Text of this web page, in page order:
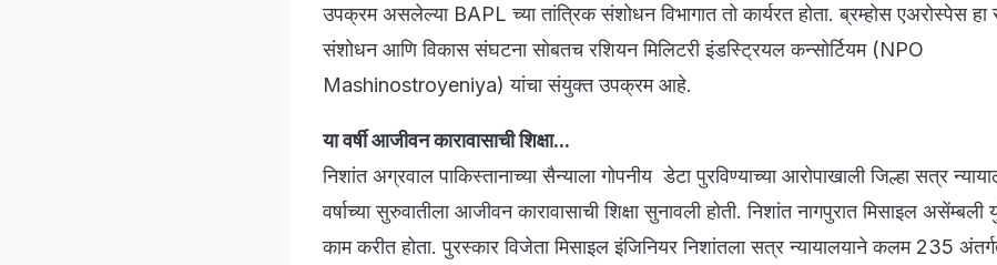
उपक्रम असलेल्या BAPL च्या तांत्रिक संशोधन विभागात तो कार्यरत होता. ब्रम्होस एअरोस्पेस हा
संशोधन आणि विकास संघटना सोबतच रशियन मिलिटरी इंडस्ट्रियल कन्सोर्टियम (NPO
Mashinostroyeniya) यांचा संयुक्त उपक्रम आहे.
या वर्षी आजीवन कारावासाची शिक्षा...
निशांत अग्रवाल पाकिस्तानाच्या सैन्याला गोपनीय डेटा पुरविण्याच्या आरोपाखाली जिल्हा सत्र
वर्षाच्या सुरुवातीला आजीवन कारावासाची शिक्षा सुनावली होती. निशांत नागपुरात मिसाइल असेंम्बली
काम करीत होता. पुरस्कार विजेता मिसाइल इंजिनियर निशांतला सत्र न्यायालयाने कलम 235